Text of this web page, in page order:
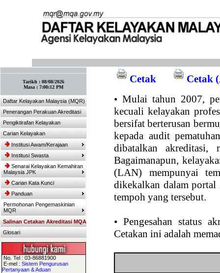
Tarikh : 08/08/2026
Masa : 7:00:12 PM
Daftar Kelayakan Malaysia (MQR)
Penerangan Perakuan Akreditasi
Pengiktirafan Kelayakan
Carian Kelayakan
Institusi Awam/Kerajaan
Institusi Swasta
Senarai Kelayakan Kemahiran
Malaysia JPK
Carian Kata Kunci
Panduan
Permohonan Pengemaskinian
MQR
Salinan Cetakan Akreditasi MQA
Glosari
No. Tel : 03-86881900
E-mel : Sistem Pengurusan
Pertanyaan & Aduan
Cetak
Cetak
• Mulai tahun 2007,
kecuali kelayakan
bersifat berterusan
kepada audit
dibatalkan akreditasi,
Bagaimanapun,
(LAN) mempunyai
dikekalkan dalam portal
tempoh yang tersebut.
• Pengesahan status
Cetakan ini adalah